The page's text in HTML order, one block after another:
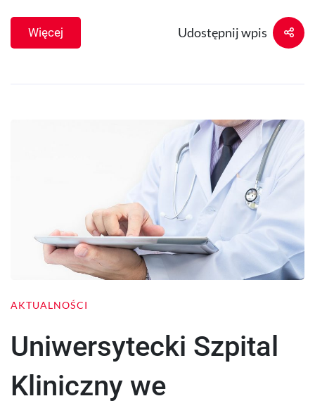
Więcej Udostępnij wpis
AKTUALNOŚCI
Uniwersytecki Szpital
Kliniczny we